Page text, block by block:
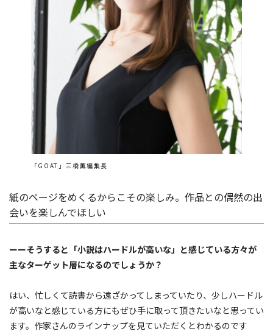
「GOAT」三橋薫編集長
紙のページをめくるからこその楽しみ。作品との偶然の出
会いを楽しんでほしい
ーーそうすると「小説はハードルが高いな」と感じている方々が
主なターゲット層になるのでしょうか？
はい、忙しくて読書から遠ざかってしまっていたり、少しハードル
が高いなと感じている方にもぜひ手に取って頂きたいなと思ってい
ます。作家さんのラインナップを見ていただくとわかるのです